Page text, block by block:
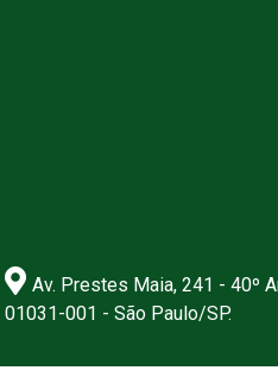
Av. Prestes Maia, 241 - 40º
01031-001 - São Paulo/SP.